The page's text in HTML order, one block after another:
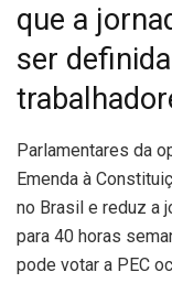
que a
ser
Parlamentares da
Emenda à
no Brasil e reduz a
para 40 horas
pode votar a PEC